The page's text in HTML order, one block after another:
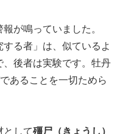
が鳴っていました。
する者」は、似ているよ
、後者は実験です。牡丹
あることを一切ためら
として殭尸（きょうし）